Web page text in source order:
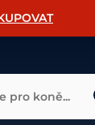
SLEVU
🐴
pro koně...